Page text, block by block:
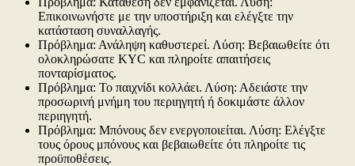
Επικοινωνήστε με την υποστήριξη και ελέγξτε την
κατάσταση συναλλαγής.
Πρόβλημα: Ανάληψη καθυστερεί. Λύση: Βεβαιωθείτε ότι
ολοκληρώσατε KYC και πληροίτε απαιτήσεις
πονταρίσματος.
Πρόβλημα: Το παιχνίδι κολλάει. Λύση: Αδειάστε την
προσωρινή μνήμη του περιηγητή ή δοκιμάστε άλλον
περιηγητή.
Πρόβλημα: Μπόνους δεν ενεργοποιείται. Λύση: Ελέγξτε
τους όρους μπόνους και βεβαιωθείτε ότι πληροίτε τις
προϋποθέσεις.